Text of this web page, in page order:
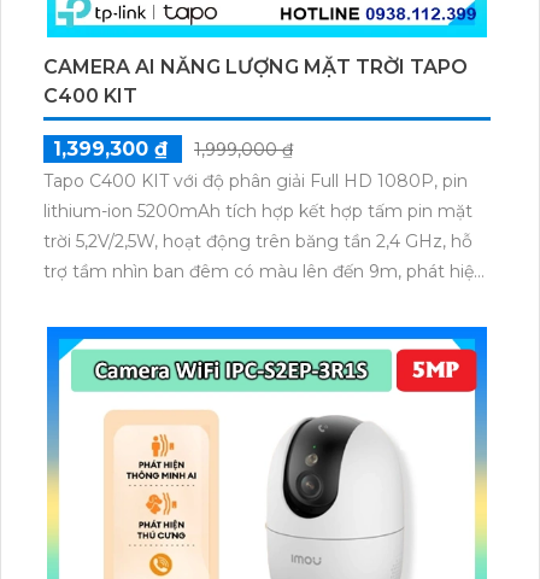
CAMERA AI NĂNG LƯỢNG MẶT TRỜI TAPO
C400 KIT
1,399,300 ₫
1,999,000 ₫
Tapo C400 KIT với độ phân giải Full HD 1080P, pin
lithium-ion 5200mAh tích hợp kết hợp tấm pin mặt
trời 5,2V/2,5W, hoạt động trên băng tần 2,4 GHz, hỗ
trợ tầm nhìn ban đêm có màu lên đến 9m, phát hiện
dữ liệu qua thẻ microSD lên đến 512GB.